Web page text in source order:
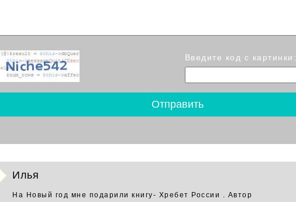
Введите код с картинки:
Илья
На Новый год мне подарили книгу- Хребет России . Автор